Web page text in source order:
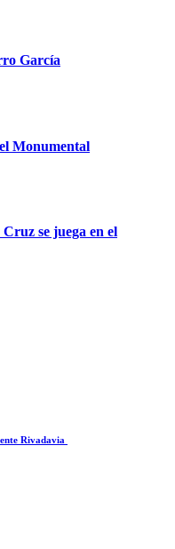
García
Monumental
se juega en el
Rivadavia